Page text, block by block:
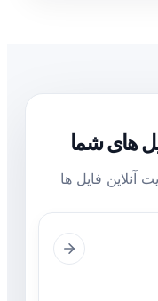
های شما
آنلاین فایل ها